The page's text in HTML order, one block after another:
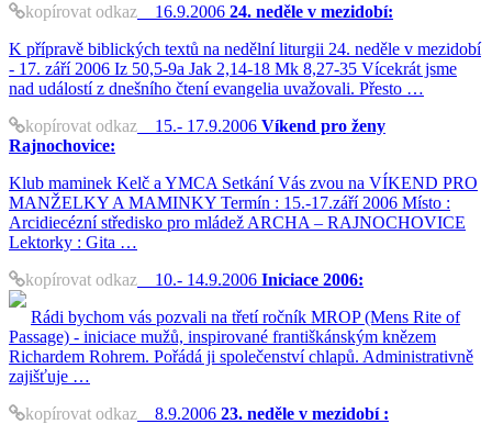
kopírovat odkaz 16.9.2006 24. neděle v mezidobí:
K přípravě biblických textů na nedělní liturgii 24. neděle v mezidobí
- 17. září 2006 Iz 50,5-9a Jak 2,14-18 Mk 8,27-35 Vícekrát jsme
nad událostí z dnešního čtení evangelia uvažovali. Přesto …
kopírovat odkaz 15.- 17.9.2006 Víkend pro ženy
Rajnochovice:
Klub maminek Kelč a YMCA Setkání Vás zvou na VÍKEND PRO
MANŽELKY A MAMINKY Termín : 15.-17.září 2006 Místo :
Arcidiecézní středisko pro mládež ARCHA – RAJNOCHOVICE
Lektorky : Gita …
kopírovat odkaz 10.- 14.9.2006 Iniciace 2006:
Rádi bychom vás pozvali na třetí ročník MROP (Mens Rite of
Passage) - iniciace mužů, inspirované františkánským knězem
Richardem Rohrem. Pořádá ji společenství chlapů. Administrativně
zajišťuje …
kopírovat odkaz 8.9.2006 23. neděle v mezidobí :